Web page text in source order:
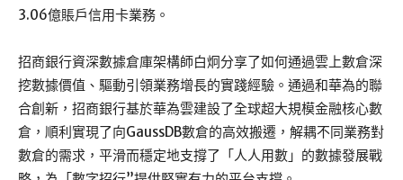
3.06億賬戶信用卡業務。
招商銀行資深數據倉庫架構師白炯分享了如何通過雲上數倉深
挖數據價值、驅動引領業務增長的實踐經驗。通過和華為的聯
合創新，招商銀行基於華為雲建設了全球超大規模金融核心數
倉，順利實現了向GaussDB數倉的高效搬遷，解耦不同業務對
數倉的需求，平滑而穩定地支撐了「人人用數」的數據發展戰